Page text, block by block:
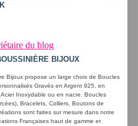
du blog
BIJOUX
Bijoux propose un large choix de Boucles
Gravés en Argent 925, en
Inoxydable ou en nacre. Boucles
Bracelets, Colliers, Boutons de
sont faites sur mesure dans notre
Françaises haut de gamme et